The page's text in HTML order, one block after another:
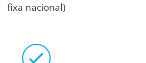
fixa nacional)